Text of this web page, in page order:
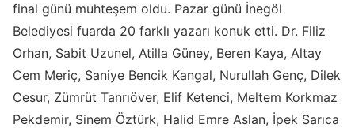
final günü muhteşem oldu. Pazar günü İnegöl
Belediyesi fuarda 20 farklı yazarı konuk etti. Dr. Filiz
Orhan, Sabit Uzunel, Atilla Güney, Beren Kaya, Altay
Cem Meriç, Saniye Bencik Kangal, Nurullah Genç, Dilek
Cesur, Zümrüt Tanrıöver, Elif Ketenci, Meltem Korkmaz
Pekdemir, Sinem Öztürk, Halid Emre Aslan, İpek Sarıca